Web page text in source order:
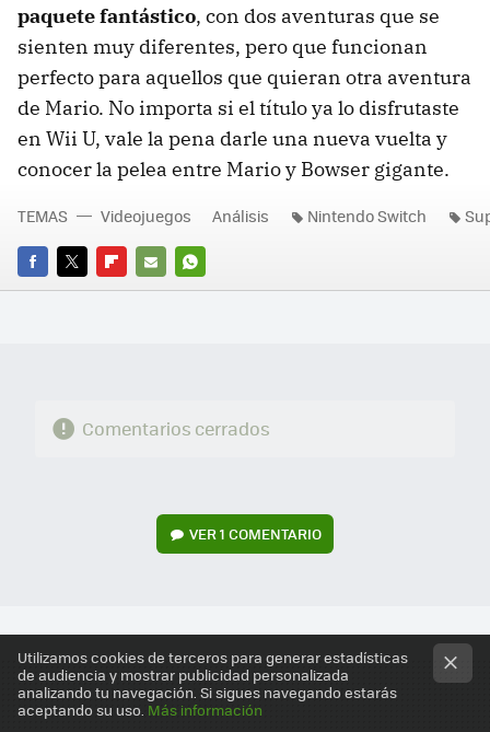
paquete fantástico, con dos aventuras que se
sienten muy diferentes, pero que funcionan
perfecto para aquellos que quieran otra aventura
de Mario. No importa si el título ya lo disfrutaste
en Wii U, vale la pena darle una nueva vuelta y
conocer la pelea entre Mario y Bowser gigante.
FACEBOOK
TWITTERFLIPBOARD
E-
WHATSAPP
TEMAS Videojuegos Análisis Nintendo Switch
Comentarios cerrados
VER1 COMENTARIO
Utilizamos cookies de terceros para generar estadísticas
de audiencia y mostrar publicidad personalizada
analizando tu navegación. Si sigues navegando estarás
aceptando su uso. Más información